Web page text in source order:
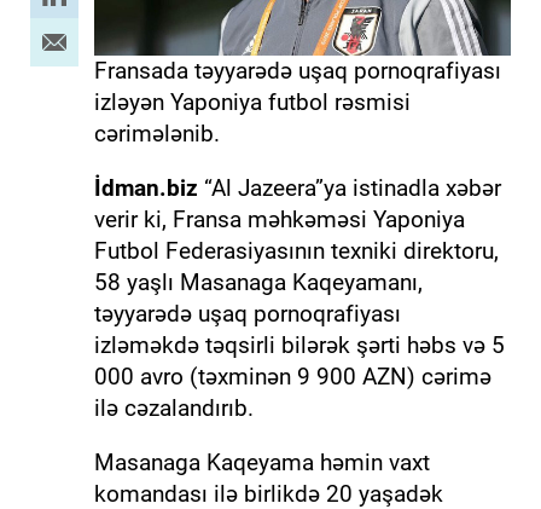
Fransada təyyarədə uşaq pornoqrafiyası
izləyən Yaponiya futbol rəsmisi
cərimələnib.
İdman.biz “Al Jazeera”ya istinadla xəbər
verir ki, Fransa məhkəməsi Yaponiya
Futbol Federasiyasının texniki direktoru,
58 yaşlı Masanaga Kaqeyamanı,
təyyarədə uşaq pornoqrafiyası
izləməkdə təqsirli bilərək şərti həbs və 5
000 avro (təxminən 9 900 AZN) cərimə
ilə cəzalandırıb.
Masanaga Kaqeyama həmin vaxt
komandası ilə birlikdə 20 yaşadək